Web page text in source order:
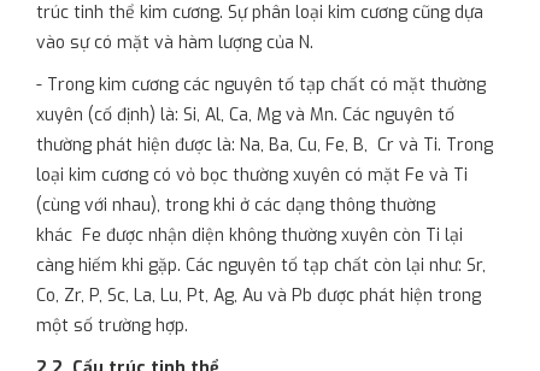
trúc tinh thể kim cương. Sự phân loại kim cương cũng dựa
vào sự có mặt và hàm lượng của N.
- Trong kim cương các nguyên tố tạp chất có mặt thường
xuyên (cố định) là: Si, Al, Ca, Mg và Mn. Các nguyên tố
thường phát hiện được là: Na, Ba, Cu, Fe, B, Cr và Ti. Trong
loại kim cương có vỏ bọc thường xuyên có mặt Fe và Ti
(cùng với nhau), trong khi ở các dạng thông thường
khác Fe được nhận diện không thường xuyên còn Ti lại
càng hiếm khi gặp. Các nguyên tố tạp chất còn lại như: Sr,
Co, Zr, P, Sc, La, Lu, Pt, Ag, Au và Pb được phát hiện trong
một số trường hợp.